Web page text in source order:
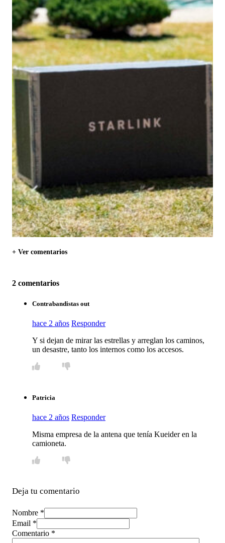
+ Ver comentarios
2 comentarios
Contrabandistas out
hace 2 años Responder
Y si dejan de mirar las estrellas y arreglan los caminos,
un desastre, tanto los internos como los accesos.
Patricia
hace 2 años Responder
Misma empresa de la antena que tenía Kueider en la
camioneta.
Deja tu comentario
Nombre *
Email *
Comentario *